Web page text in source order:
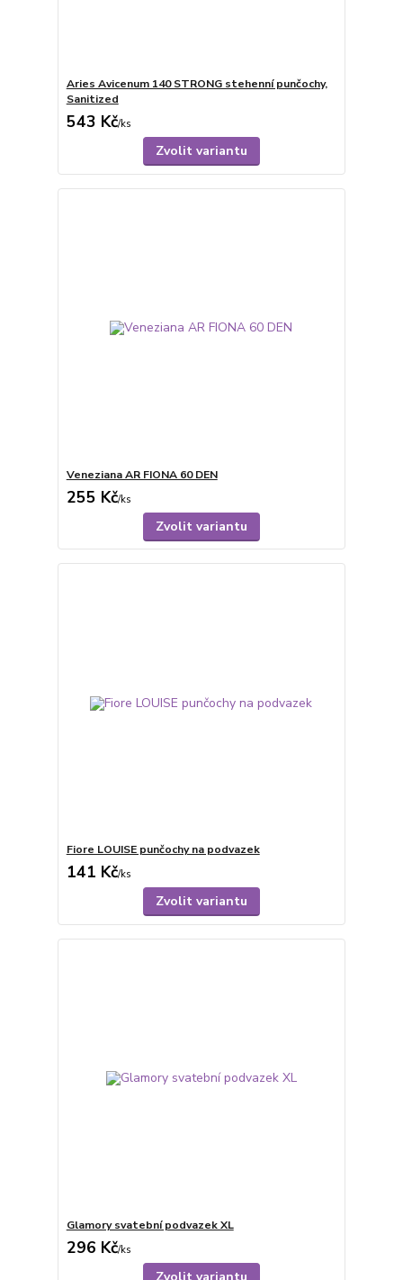
Aries Avicenum 140 STRONG stehenní punčochy,
Sanitized
543 Kč/ks
Zvolit variantu
Veneziana AR FIONA 60 DEN
255 Kč/ks
Zvolit variantu
Fiore LOUISE punčochy na podvazek
141 Kč/ks
Zvolit variantu
Glamory svatební podvazek XL
296 Kč/ks
Zvolit variantu